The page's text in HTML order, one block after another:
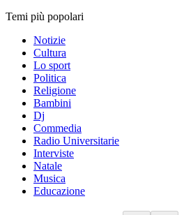
Temi più popolari
Notizie
Cultura
Lo sport
Politica
Religione
Bambini
Dj
Commedia
Radio Universitarie
Interviste
Natale
Musica
Educazione